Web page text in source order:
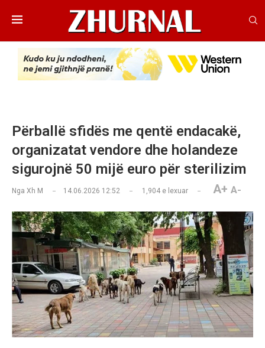
Përballë sfidës me qentë endacakë,
organizatat vendore dhe holandeze
sigurojnë 50 mijë euro për sterilizim
Nga Xh M 14.06.2026 12:52 1,904 e lexuar A+ A-